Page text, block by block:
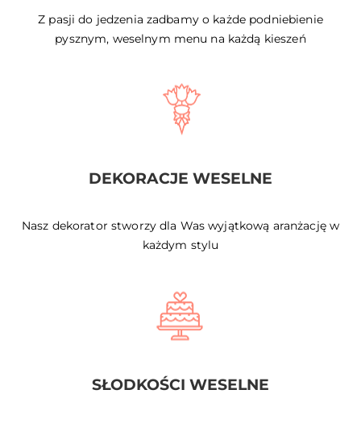
Z pasji do jedzenia zadbamy o każde podniebienie
pysznym, weselnym menu na każdą kieszeń
DEKORACJE WESELNE
Nasz dekorator stworzy dla Was wyjątkową aranżację w
każdym stylu
SŁODKOŚCI WESELNE